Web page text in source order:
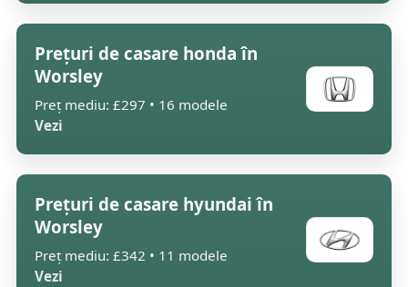
Prețuri de casare honda în
Worsley
Preț mediu: £297 • 16 modele
Vezi
Prețuri de casare hyundai în
Worsley
Preț mediu: £342 • 11 modele
Vezi